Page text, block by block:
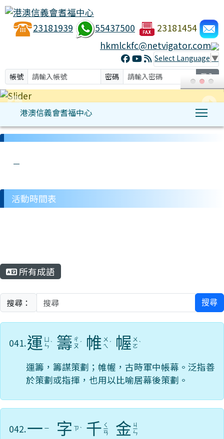
23181939 55437500
23181454
hkmlckfc@netvigator.com
Select Language ▼
帳號
密碼 登入
港澳信義會耆福中心
:::
活動時間表
所有成語
搜尋： 搜尋
041.運 ㄣ ˋ 籌 ㄔ
ㄡ ˊ 帷 ㄨ
ㄟ ˊ 幄 ㄨ
ㄛ ˋ
運籌，籌謀策劃；帷幄，古時軍中帳幕。泛指善
於策劃或指揮，也用以比喻居幕後策劃。
042.一 ㄧ 字 ㄗ ˋ 千 ㄑ
ㄧ
ㄢ 金 ㄐ
ㄧ
ㄣ